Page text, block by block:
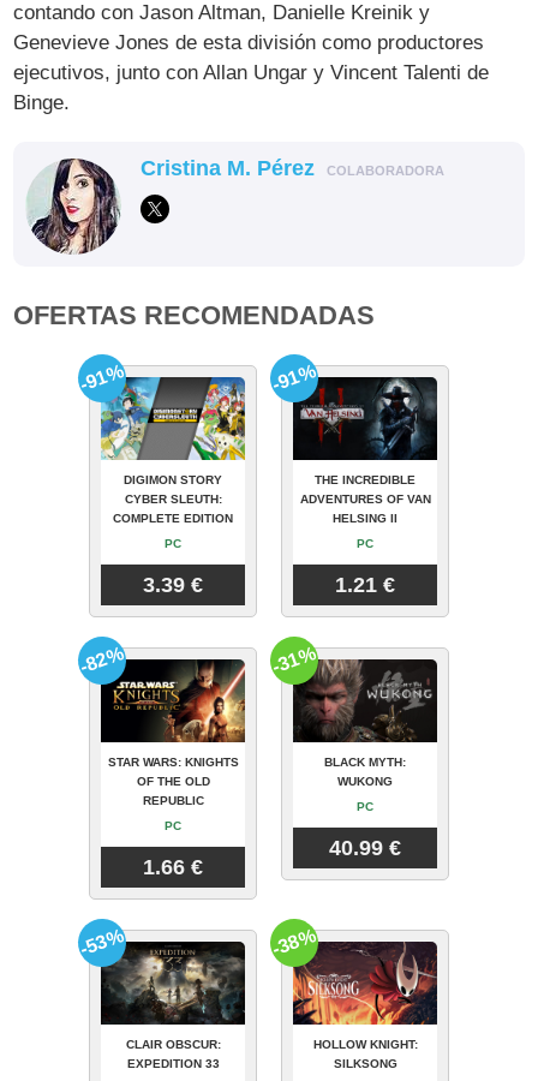
contando con Jason Altman, Danielle Kreinik y
Genevieve Jones de esta división como productores
ejecutivos, junto con Allan Ungar y Vincent Talenti de
Binge.
Cristina M. Pérez COLABORADORA
OFERTAS RECOMENDADAS
DIGIMON STORY
CYBER SLEUTH:
COMPLETE EDITION
PC
3.39 €
-91%
THE INCREDIBLE
ADVENTURES OF VAN
HELSING II
PC
1.21 €
-91%
STAR WARS: KNIGHTS
OF THE OLD
REPUBLIC
PC
1.66 €
-82%
BLACK MYTH:
WUKONG
PC
40.99 €
-31%
CLAIR OBSCUR:
EXPEDITION 33
-53%
HOLLOW KNIGHT:
SILKSONG
-38%